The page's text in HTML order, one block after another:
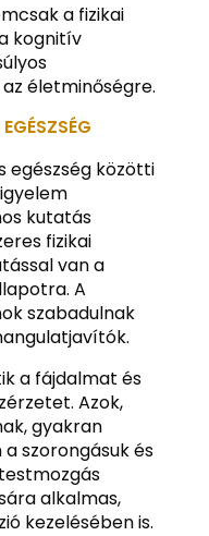
a fizikai
kognitív
életminőségre.
egészség közötti
kutatás
fizikai
van a
A
szabadulnak
a fájdalmat és
Azok,
gyakran
szorongásuk és
alkalmas,
kezelésében is.